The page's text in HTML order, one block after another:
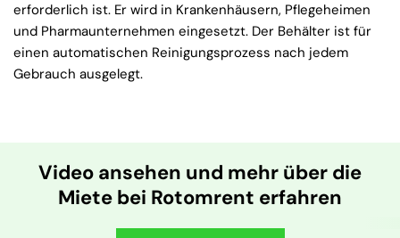
erforderlich ist. Er wird in Krankenhäusern, Pflegeheimen
und Pharmaunternehmen eingesetzt. Der Behälter ist für
einen automatischen Reinigungsprozess nach jedem
Gebrauch ausgelegt.
Video ansehen und mehr über die
Miete bei Rotomrent erfahren